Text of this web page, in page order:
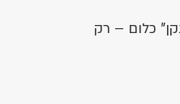
כלום – רק